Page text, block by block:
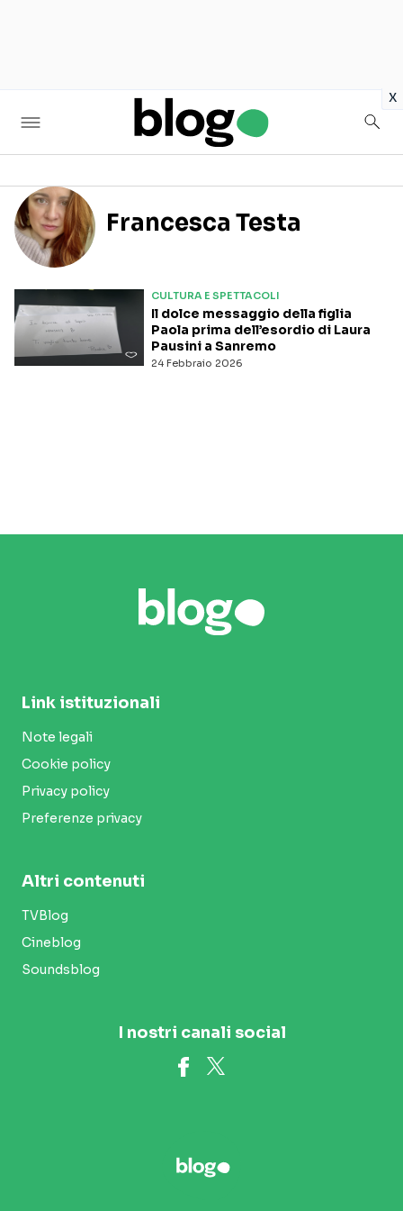
x
Seguici sui social
Francesca Testa
CULTURA E SPETTACOLI
24 Febbraio 2026
Il dolce messaggio della figlia
Paola prima dell’esordio di Laura
Pausini a Sanremo
Link istituzionali
Note legali
Cookie policy
Privacy policy
Preferenze privacy
Altri contenuti
TVBlog
Cineblog
Soundsblog
I nostri canali social